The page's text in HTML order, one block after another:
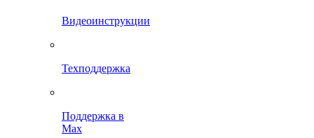
Видеоинструкции
Техподдержка
Поддержка в
Max